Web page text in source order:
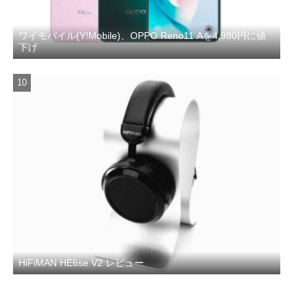
ワイモバイル(Y!Mobile)、OPPO Reno11 Aを4,980円に値
下げ
HiFiMAN HE6se V2 レビュー